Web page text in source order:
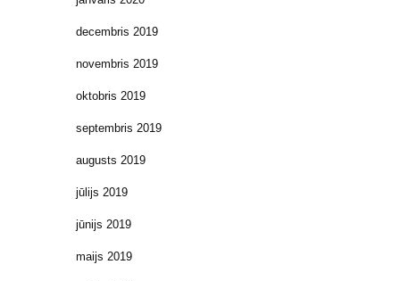
decembris 2019
novembris 2019
oktobris 2019
septembris 2019
augusts 2019
jūlijs 2019
jūnijs 2019
maijs 2019